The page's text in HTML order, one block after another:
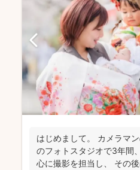
はじめまして。 カメラマ
のフォトスタジオで3年間
心に撮影を担当し、 その